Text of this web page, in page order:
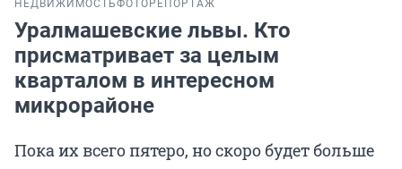
НЕДВИЖИМОСТЬФОТОРЕПОРТАЖ
Уралмашевские львы. Кто
присматривает за целым
кварталом в интересном
микрорайоне
Пока их всего пятеро, но скоро будет больше